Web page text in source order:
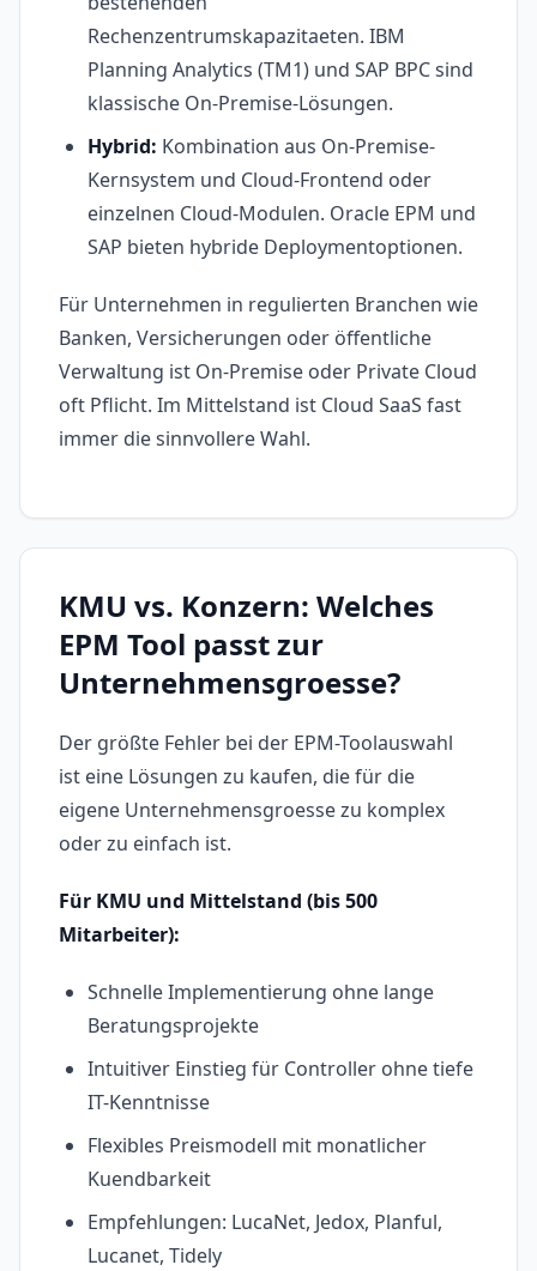
Rechenzentrumskapazitaeten. IBM
Planning Analytics (TM1) und SAP BPC sind
klassische On-Premise-Lösungen.
Hybrid: Kombination aus On-Premise-
Kernsystem und Cloud-Frontend oder
einzelnen Cloud-Modulen. Oracle EPM und
SAP bieten hybride Deploymentoptionen.
Für Unternehmen in regulierten Branchen wie
Banken, Versicherungen oder öffentliche
Verwaltung ist On-Premise oder Private Cloud
oft Pflicht. Im Mittelstand ist Cloud SaaS fast
immer die sinnvollere Wahl.
KMU vs. Konzern: Welches
EPM Tool passt zur
Unternehmensgroesse?
Der größte Fehler bei der EPM-Toolauswahl
ist eine Lösungen zu kaufen, die für die
eigene Unternehmensgroesse zu komplex
oder zu einfach ist.
Für KMU und Mittelstand (bis 500
Mitarbeiter):
Schnelle Implementierung ohne lange
Beratungsprojekte
Intuitiver Einstieg für Controller ohne tiefe
IT-Kenntnisse
Flexibles Preismodell mit monatlicher
Kuendbarkeit
Empfehlungen: LucaNet, Jedox, Planful,
Lucanet, Tidely